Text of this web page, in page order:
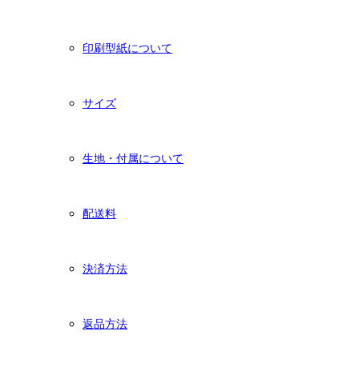
印刷型紙について
サイズ
生地・付属について
配送料
決済方法
返品方法